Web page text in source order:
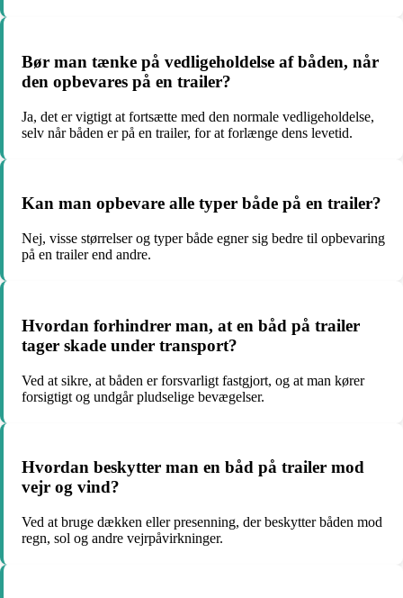
Bør man tænke på vedligeholdelse af båden, når
den opbevares på en trailer?
Ja, det er vigtigt at fortsætte med den normale vedligeholdelse,
selv når båden er på en trailer, for at forlænge dens levetid.
Kan man opbevare alle typer både på en trailer?
Nej, visse størrelser og typer både egner sig bedre til opbevaring
på en trailer end andre.
Hvordan forhindrer man, at en båd på trailer
tager skade under transport?
Ved at sikre, at båden er forsvarligt fastgjort, og at man kører
forsigtigt og undgår pludselige bevægelser.
Hvordan beskytter man en båd på trailer mod
vejr og vind?
Ved at bruge dækken eller presenning, der beskytter båden mod
regn, sol og andre vejrpåvirkninger.